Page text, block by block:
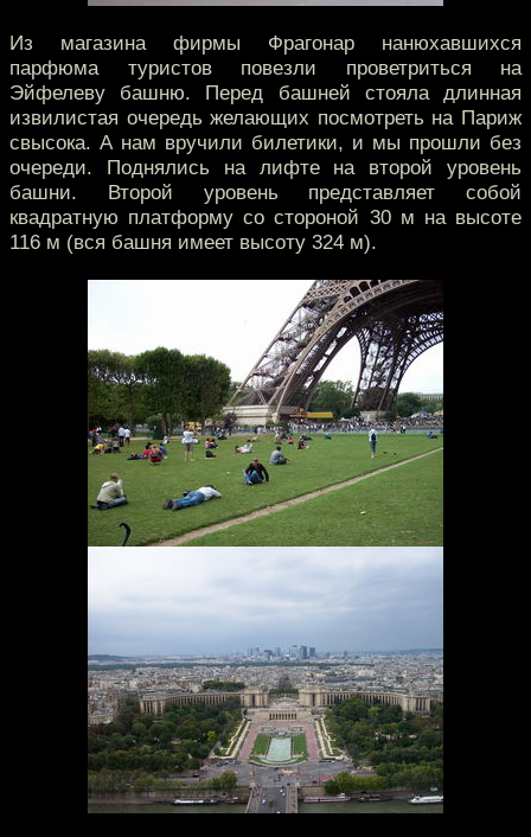
Из магазина фирмы Фрагонар нанюхавшихся
парфюма туристов повезли проветриться на
Эйфелеву башню. Перед башней стояла длинная
извилистая очередь желающих посмотреть на Париж
свысока. А нам вручили билетики, и мы прошли без
очереди. Поднялись на лифте на второй уровень
башни. Второй уровень представляет собой
квадратную платформу со стороной 30 м на высоте
116 м (вся башня имеет высоту 324 м).